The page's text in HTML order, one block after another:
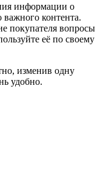
информации о
важного контента.
покупателя вопросы
её по своему
изменив одну
удобно.